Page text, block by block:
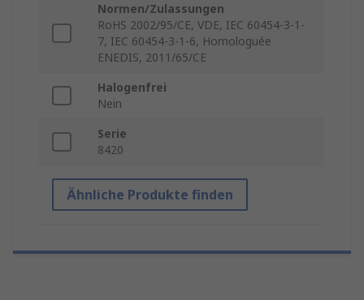
Normen/Zulassungen
RoHS 2002/95/CE, VDE, IEC 60454-3-1-
7, IEC 60454-3-1-6, Homologuée
ENEDIS, 2011/65/CE
Halogenfrei
Nein
Serie
8420
Ähnliche Produkte finden